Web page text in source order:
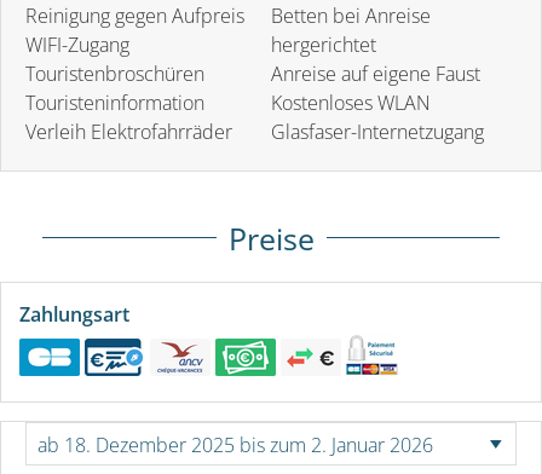
Reinigung gegen Aufpreis
WIFI-Zugang
Touristenbroschüren
Touristeninformation
Verleih Elektrofahrräder
Betten bei Anreise
hergerichtet
Anreise auf eigene Faust
Kostenloses WLAN
Glasfaser-Internetzugang
Preise
Zahlungsart